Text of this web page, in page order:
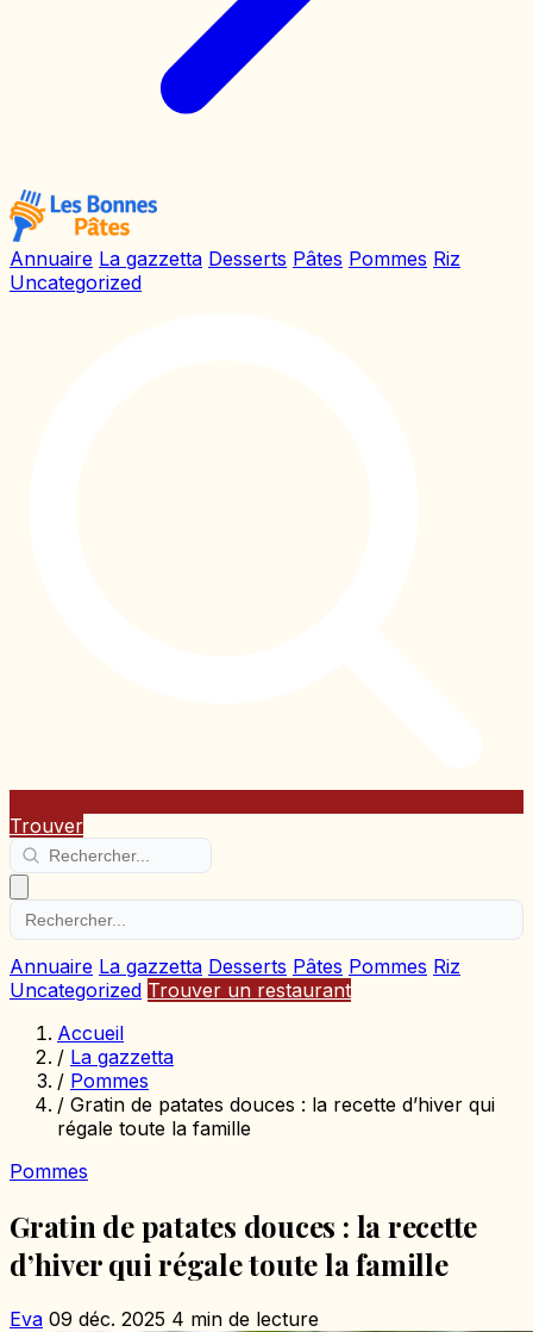
Annuaire La gazzetta Desserts Pâtes Pommes Riz
Uncategorized
Trouver
Annuaire La gazzetta Desserts Pâtes Pommes Riz
Uncategorized Trouver un restaurant
Accueil
/ La gazzetta
/ Pommes
/ Gratin de patates douces : la recette d’hiver qui
régale toute la famille
Pommes
Gratin de patates douces : la recette
d’hiver qui régale toute la famille
Eva 09 déc. 2025 4 min de lecture